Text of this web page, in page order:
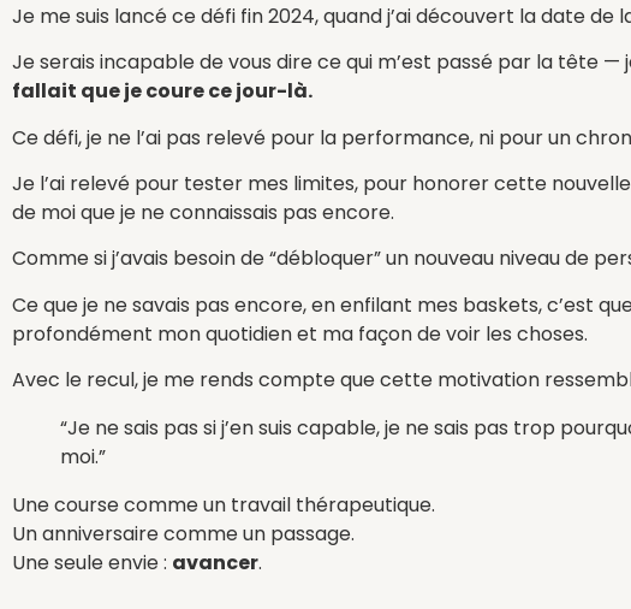
Je me suis lancé ce défi fin 2024, quand j’ai découvert la date de
Je serais incapable de vous dire ce qui m’est passé par la tête —
fallait que je coure ce jour-là.
Ce défi, je ne l’ai pas relevé pour la performance, ni pour un
Je l’ai relevé pour tester mes limites, pour honorer cette
de moi que je ne connaissais pas encore.
Comme si j’avais besoin de “débloquer” un nouveau niveau de
Ce que je ne savais pas encore, en enfilant mes baskets,
profondément mon quotidien et ma façon de voir les choses.
Avec le recul, je me rends compte que cette motivation
“Je ne sais pas si j’en suis capable, je ne sais pas trop
moi.”
Une course comme un travail thérapeutique.
Un anniversaire comme un passage.
Une seule envie : avancer.